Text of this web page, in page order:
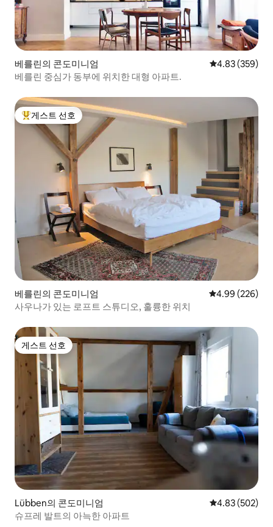
베를린의 콘도미니엄 평점 4.83점(5
4.83 (359)
베를린 중심가 동부에 위치한 대형 아파트.
상위 게스트 선호
게스트 선호
베를린의 콘도미니엄 평점 4.99점(5
4.99 (226)
사우나가 있는 로프트 스튜디오, 훌륭한 위치
게스트 선호
게스트 선호
Lübben의 콘도미니엄 평점 4.83점(5
4.83 (502)
슈프레 발트의 아늑한 아파트